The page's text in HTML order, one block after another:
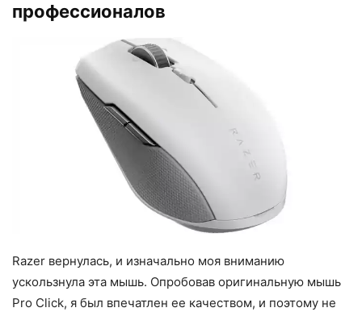
профессионалов
Razer вернулась, и изначально моя вниманию
ускользнула эта мышь. Опробовав оригинальную мышь
Pro Click, я был впечатлен ее качеством, и поэтому не